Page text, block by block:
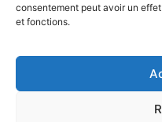
consentement peut avoir un
et fonctions.
Accessibilité